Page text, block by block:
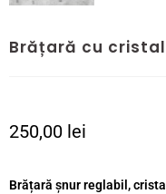
Brățară cu
250,00 lei
Brățară șnur reglabil,